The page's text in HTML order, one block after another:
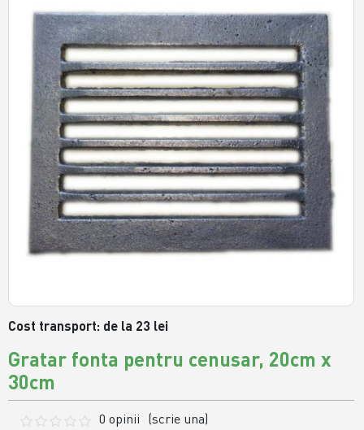
Cost transport: de la 23 lei
Gratar fonta pentru cenusar, 20cm x
30cm
0 opinii (scrie una)